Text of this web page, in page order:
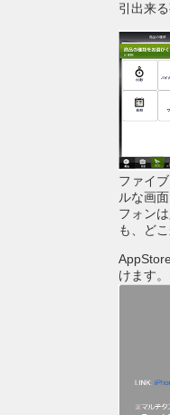
引出来
ファイ
ルな画
フォン
も、ど
けます。